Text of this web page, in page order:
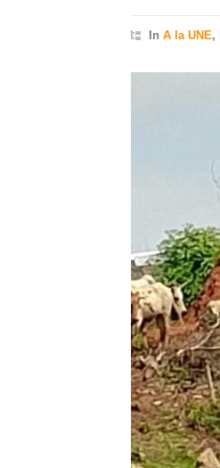
In A la UNE,